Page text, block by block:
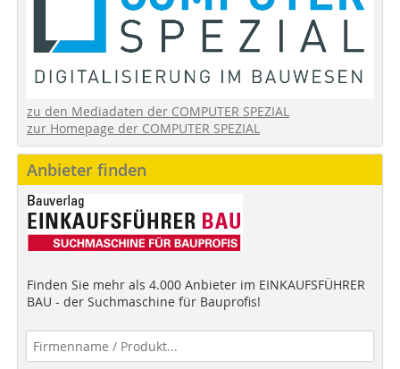
zu den Mediadaten der COMPUTER SPEZIAL
zur Homepage der COMPUTER SPEZIAL
Anbieter finden
Finden Sie mehr als 4.000 Anbieter im EINKAUFSFÜHRER
BAU - der Suchmaschine für Bauprofis!